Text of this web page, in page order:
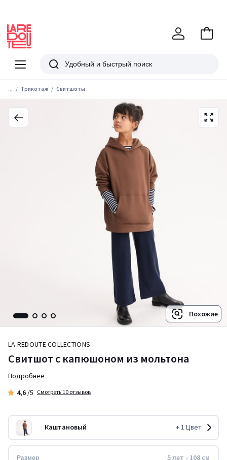
Меню
Redoute
Поиск
В
... Трикотаж Свитшоты
Похожие
LA REDOUTE COLLECTIONS
Свитшот с капюшоном из мольтона
Подробнее
4,6 /5 Смотреть 10 отзывов
Каштановый +1 Цвет
Размер 5 лет - 108 см